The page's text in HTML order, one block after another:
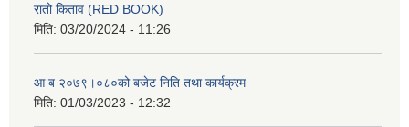
रातो किताव (RED BOOK)
मिति: 03/20/2024 - 11:26
आ ब २०७९।०८०को बजेट निति तथा कार्यक्रम
मिति: 01/03/2023 - 12:32